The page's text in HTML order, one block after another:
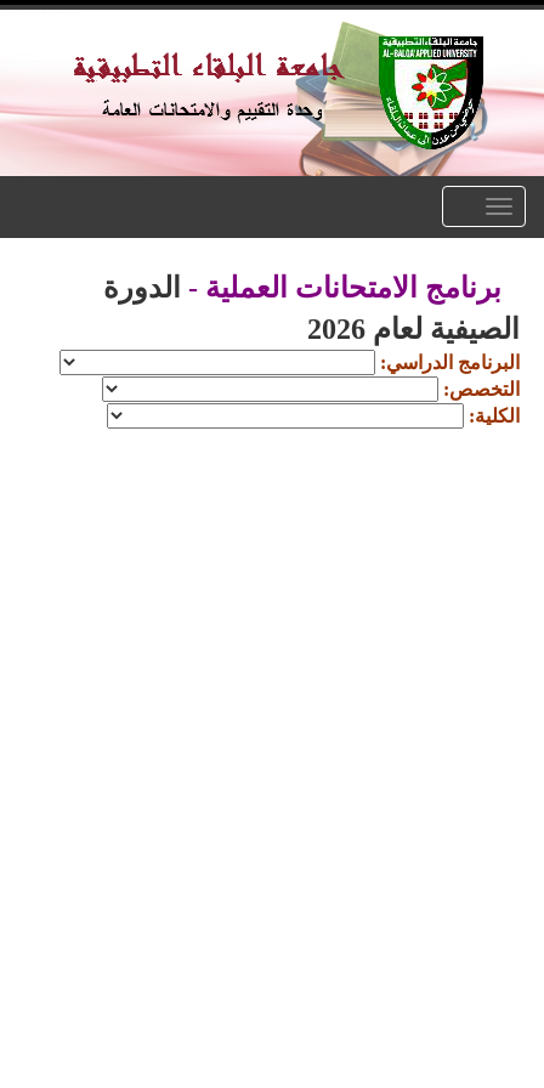
navigation
برنامج الامتحانات العملية - الدورة
الصيفية لعام 2026
البرنامج الدراسي:
التخصص:
الكلية: